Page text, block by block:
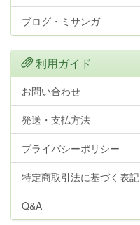
ブログ・ミサンガ
利用ガイド
お問い合わせ
発送・支払方法
プライバシーポリシー
特定商取引法に基づく表記
Q&A